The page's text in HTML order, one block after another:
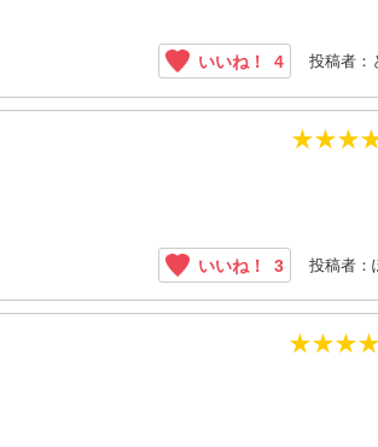
いいね！ 4 投稿者：
★★★
いいね！ 3 投稿者：
★★★